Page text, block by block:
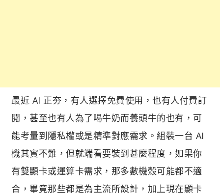
最近 AI 正夯，有人選擇免費使用，也有人付費訂
閱，甚至也有人為了喝牛奶而養頭牛的也有，可
能考量到隱私權或是精準對應需求。組裝一台 AI
機其實不難，但就端看要裝到甚麼程度，如果你
有雙顯卡或運算卡需求，那多數機殼可能都不適
合，畢竟那些都是為主流所設計，加上現在顯卡